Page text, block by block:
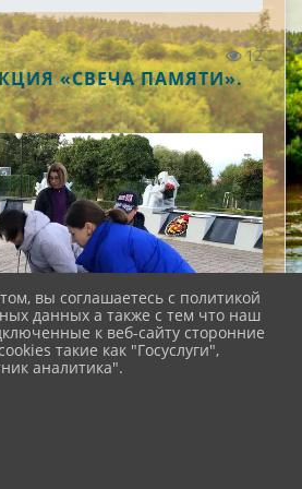
12
«СВЕЧА ПАМЯТИ».
вы соглашаетесь с политикой
данных а также с тем что наш
к веб-сайту сторонние
такие как "Госуслуги",
аналитика".